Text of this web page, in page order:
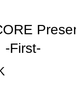
-First-